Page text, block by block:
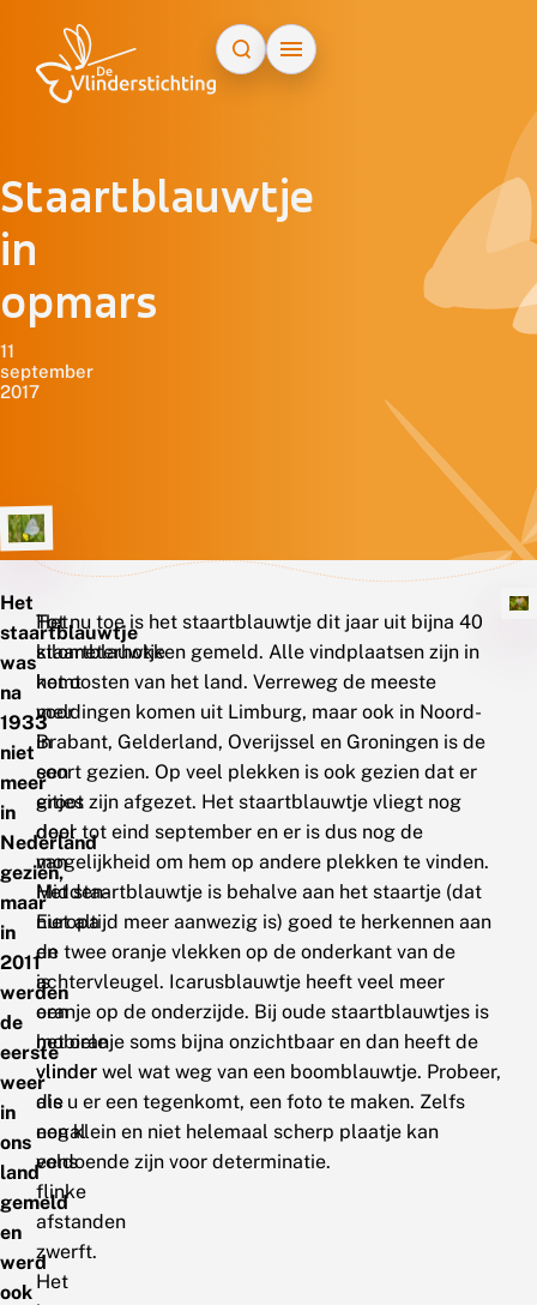
Staartblauwtje
in
opmars
11
september
2017
Het
staartblauwtje
was
na
1933
niet
meer
in
Nederland
gezien,
maar
in
2011
werden
de
eerste
weer
in
ons
land
gemeld
en
werd
ook
Het
staartblauwtje
komt
voor
in
een
groot
deel
van
Midden-
Europa
en
is
een
mobiele
vlinder
die
nogal
eens
flinke
afstanden
zwerft.
Het
Tot nu toe is het staartblauwtje dit jaar uit bijna 40
kilometerhokken gemeld. Alle vindplaatsen zijn in
het oosten van het land. Verreweg de meeste
meldingen komen uit Limburg, maar ook in Noord-
Brabant, Gelderland, Overijssel en Groningen is de
soort gezien. Op veel plekken is ook gezien dat er
eitjes zijn afgezet. Het staartblauwtje vliegt nog
door tot eind september en er is dus nog de
mogelijkheid om hem op andere plekken te vinden.
Het staartblauwtje is behalve aan het staartje (dat
niet altijd meer aanwezig is) goed te herkennen aan
de twee oranje vlekken op de onderkant van de
achtervleugel. Icarusblauwtje heeft veel meer
oranje op de onderzijde. Bij oude staartblauwtjes is
het oranje soms bijna onzichtbaar en dan heeft de
vlinder wel wat weg van een boomblauwtje. Probeer,
als u er een tegenkomt, een foto te maken. Zelfs
een klein en niet helemaal scherp plaatje kan
voldoende zijn voor determinatie.